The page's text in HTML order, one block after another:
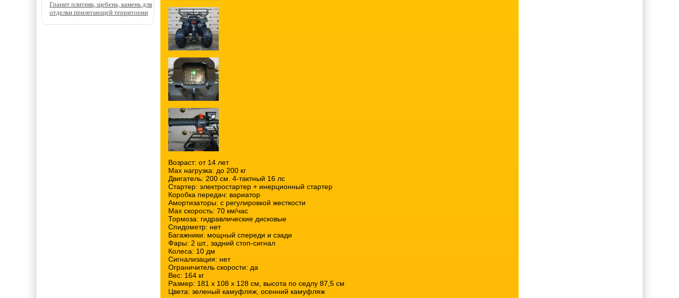
Возраст: от 14 лет
Мах нагрузка: до 200 кг
Двигатель: 200 см. 4-тактный 16 лс
Стартер: электростартер + инерционный стартер
Коробка передач: вариатор
Амортизаторы: с регулировкой жесткости
Мах скорость: 70 км/час
Тормоза: гидравлические дисковые
Спидометр: нет
Багажники: мощный спереди и сзади
Фары: 2 шт., задний стоп-сигнал
Колеса: 10 дм
Сигнализация: нет
Ограничитель скорости: да
Вес: 164 кг
Размер: 181 х 108 х 128 см, высота по седлу 87,5 см
Цвета: зеленый камуфляж, осенний камуфляж
Гранит плитняк, щебень, камень для
отделки прилегающей территории